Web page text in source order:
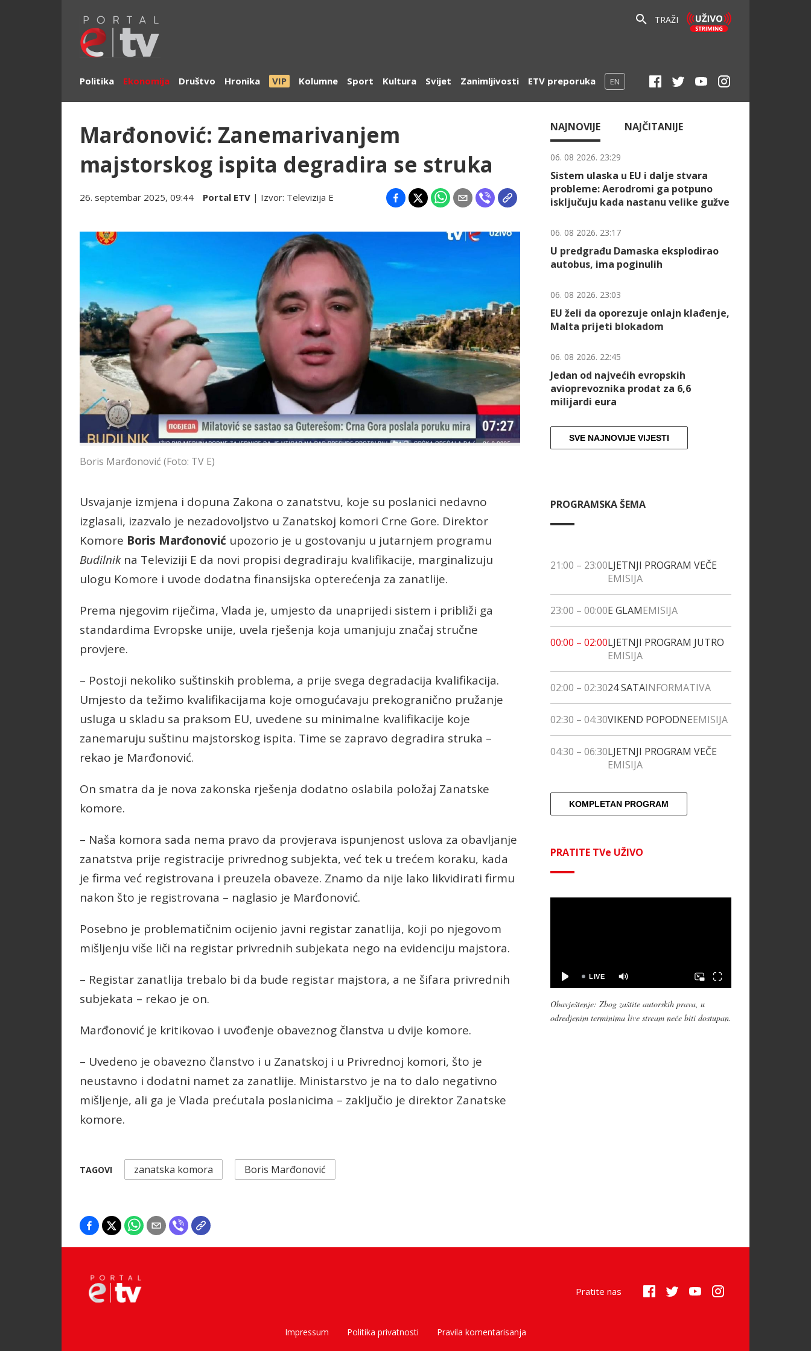
TRAŽI
Politika Ekonomija Društvo Hronika VIP Kolumne Sport Kultura Svijet Zanimljivosti ETV preporuka EN
Marđonović: Zanemarivanjem
majstorskog ispita degradira se struka
26. septembar 2025, 09:44 Portal ETV | Izvor: Televizija E
Boris Marđonović (Foto: TV E)
Usvajanje izmjena i dopuna Zakona o zanatstvu, koje su poslanici nedavno
izglasali, izazvalo je nezadovoljstvo u Zanatskoj komori Crne Gore. Direktor
Komore Boris Marđonović upozorio je u gostovanju u jutarnjem programu
Budilnikna Televiziji E da novi propisi degradiraju kvalifikacije, marginalizuju
ulogu Komore i uvode dodatna finansijska opterećenja za zanatlije.
Prema njegovim riječima, Vlada je, umjesto da unaprijedi sistem i približi ga
standardima Evropske unije, uvela rješenja koja umanjuju značaj stručne
provjere.
– Postoji nekoliko suštinskih problema, a prije svega degradacija kvalifikacija.
Umjesto da težimo kvalifikacijama koje omogućavaju prekogranično pružanje
usluga u skladu sa praksom EU, uvedene su minimalne kvalifikacije koje
zanemaruju suštinu majstorskog ispita. Time se zapravo degradira struka –
rekao je Marđonović.
On smatra da je nova zakonska rješenja dodatno oslabila položaj Zanatske
komore.
– Naša komora sada nema pravo da provjerava ispunjenost uslova za obavljanje
zanatstva prije registracije privrednog subjekta, već tek u trećem koraku, kada
je firma već registrovana i preuzela obaveze. Znamo da nije lako likvidirati firmu
nakon što je registrovana – naglasio je Marđonović.
Posebno je problematičnim ocijenio javni registar zanatlija, koji po njegovom
mišljenju više liči na registar privrednih subjekata nego na evidenciju majstora.
– Registar zanatlija trebalo bi da bude registar majstora, a ne šifara privrednih
subjekata – rekao je on.
Marđonović je kritikovao i uvođenje obaveznog članstva u dvije komore.
– Uvedeno je obavezno članstvo i u Zanatskoj i u Privrednoj komori, što je
neustavno i dodatni namet za zanatlije. Ministarstvo je na to dalo negativno
mišljenje, ali ga je Vlada prećutala poslanicima – zaključio je direktor Zanatske
komore.
TAGOVI zanatska komora Boris Marđonović
NAJNOVIJE NAJČITANIJE
06. 08 2026. 23:29
Sistem ulaska u EU i dalje stvara
probleme: Aerodromi ga potpuno
isključuju kada nastanu velike gužve
06. 08 2026. 23:17
U predgrađu Damaska eksplodirao
autobus, ima poginulih
06. 08 2026. 23:03
EU želi da oporezuje onlajn klađenje,
Malta prijeti blokadom
06. 08 2026. 22:45
Jedan od najvećih evropskih
avioprevoznika prodat za 6,6
milijardi eura
SVE NAJNOVIJE VIJESTI
PROGRAMSKA ŠEMA
21:00 – 23:00LJETNJI PROGRAM VEČE
EMISIJA
23:00 – 00:00E GLAMEMISIJA
00:00 – 02:00LJETNJI PROGRAM JUTRO
EMISIJA
02:00 – 02:3024 SATAINFORMATIVA
02:30 – 04:30VIKEND POPODNEEMISIJA
04:30 – 06:30LJETNJI PROGRAM VEČE
EMISIJA
KOMPLETAN PROGRAM
PRATITE TVe UŽIVO
Obavještenje: Zbog zaštite autorskih prava, u
odredjenim terminima live stream neće biti dostupan.
Pratite nas
Impressum Politika privatnosti Pravila komentarisanja